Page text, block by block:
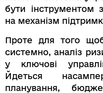
бути інструментом
на механізм
Проте для того
системно, аналіз
у ключові
Йдеться
планування,